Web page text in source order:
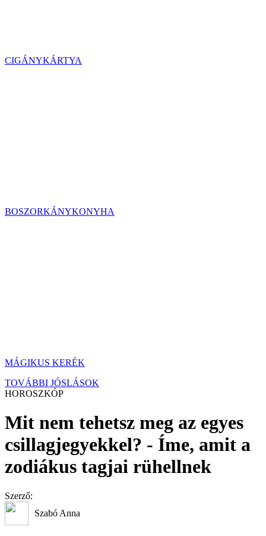
CIGÁNYKÁRTYA
BOSZORKÁNYKONYHA
MÁGIKUS KERÉK
TOVÁBBI JÓSLÁSOK
HOROSZKÓP
Mit nem tehetsz meg az egyes
csillagjegyekkel? - Íme, amit a
zodiákus tagjai rühellnek
Szerző:
Szabó Anna